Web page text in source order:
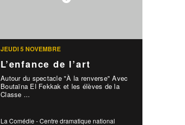
JEUDI 5 NOVEMBRE
L’enfance de l’art
Autour du spectacle "À la renverse" Avec
Boutaïna El Fekkak et les élèves de la
Classe ...
La Comédie - Centre dramatique national